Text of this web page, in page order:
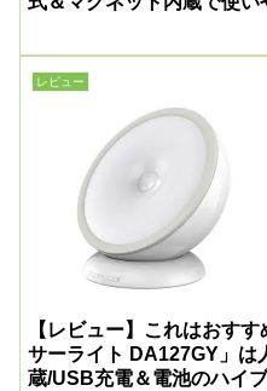
レビュー
【レビュー】これはおす
サーライト DA127GY」は
蔵/USB充電＆電池のハイ